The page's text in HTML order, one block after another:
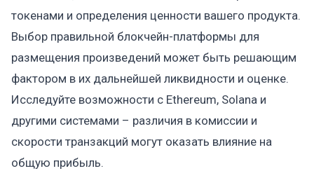
токенами и определения ценности вашего продукта.
Выбор правильной блокчейн-платформы для
размещения произведений может быть решающим
фактором в их дальнейшей ликвидности и оценке.
Исследуйте возможности с Ethereum, Solana и
другими системами – различия в комиссии и
скорости транзакций могут оказать влияние на
общую прибыль.